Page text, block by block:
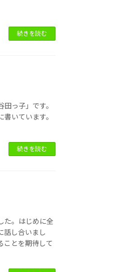
続きを読む
っ子」です。
いています。
続きを読む
た。はじめに全
話し合いまし
ことを期待して